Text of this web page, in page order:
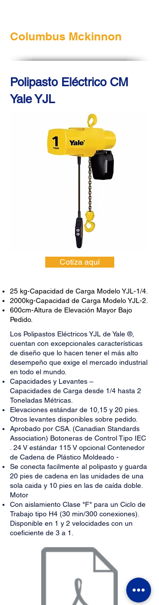
Columbus Mckinnon
Polipasto Eléctrico CM
Yale YJL
Cotíza aquí
25 kg-Capacidad de Carga Modelo YJL-1/4.
2000kg-Capacidad de Carga Modelo YJL-2.
600cm-Altura de Elevación Mayor Bajo
Pedido.
Los Polipastos Eléctricos YJL de Yale ®,
cuentan con excepcionales características
de diseño que lo hacen tener el más alto
desempeño que exige el mercado industrial
en todo el mundo.
Capacidades y Levantes –
Capacidades de Carga desde 1/4 hasta 2
Toneladas Métricas.
Elevaciones estándar de 10,15 y 20 pies.
Otros levantes disponibles sobre pedido.
Aprobado por CSA. (Canadian Standards
Association) Botoneras de Control Tipo IEC
. 24 V estándar 115 V opcional Contenedor
de Cadena de Plástico Moldeado -
Se conecta facilmente al polipasto y guarda
20 pies de cadena en las unidades de una
sola caida y 10 pies en las de caída doble.
Motor
Con aislamiento Clase "F" para un Ciclo de
Trabajo tipo H4 (30 min/300 conexiones).
Disponible en 1 y 2 velocidades con un
coeficiente de 3 a 1.